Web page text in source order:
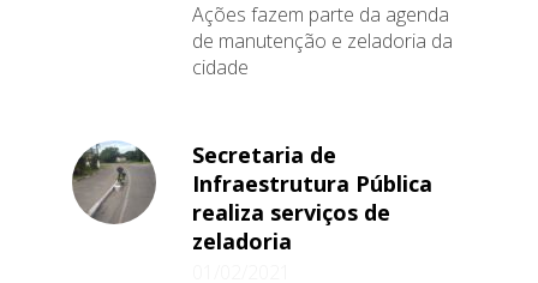
Ações fazem parte da agenda
de manutenção e zeladoria da
cidade
Secretaria de
Infraestrutura Pública
realiza serviços de
zeladoria